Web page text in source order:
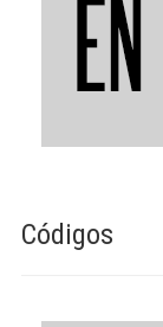
Códigos